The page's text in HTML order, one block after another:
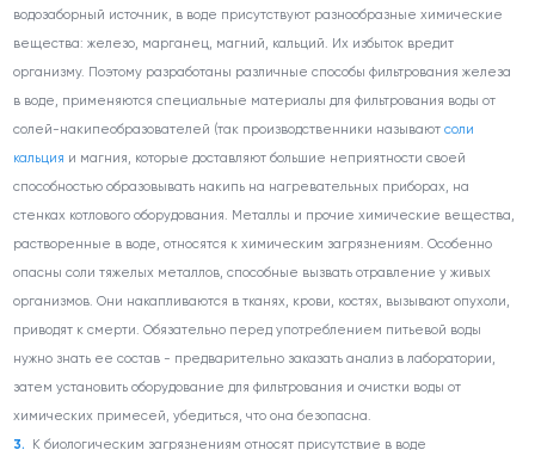
водозаборный источник, в воде присутствуют разнообразные химические
вещества: железо, марганец, магний, кальций. Их избыток вредит
организму. Поэтому разработаны различные способы фильтрования железа
в воде, применяются специальные материалы для фильтрования воды от
солей-накипеобразователей (так производственники называютсоли
кальция и магния, которые доставляют большие неприятности своей
способностью образовывать накипь на нагревательных приборах, на
стенках котлового оборудования. Металлы и прочие химические вещества,
растворенные в воде, относятся к химическим загрязнениям. Особенно
опасны соли тяжелых металлов, способные вызвать отравление у живых
организмов. Они накапливаются в тканях, крови, костях, вызывают опухоли,
приводят к смерти. Обязательно перед употреблением питьевой воды
нужно знать ее состав - предварительно заказать анализ в лаборатории,
затем установить оборудование для фильтрования и очистки воды от
химических примесей, убедиться, что она безопасна.
К биологическим загрязнениям относят присутствие в воде